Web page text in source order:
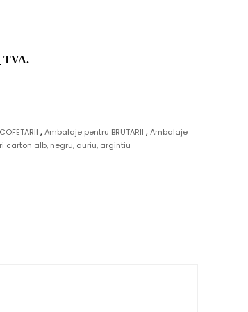
TVA.
,Ambalaje pentru BRUTARII,Ambalaje
carton alb, negru, auriu, argintiu